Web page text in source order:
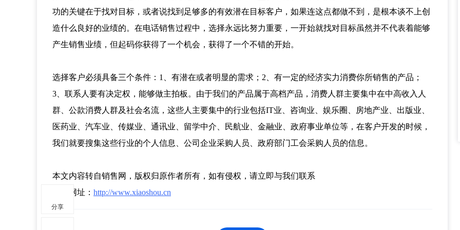
功的关键在于找对目标，或者说找到足够多的有效潜在目标客户，如果连这点都做不到，是根本谈不上创
造什么良好的业绩的。在电话销售过程中，选择永远比努力重要，一开始就找对目标虽然并不代表着能够
产生销售业绩，但起码你获得了一个机会，获得了一个不错的开始。
选择客户必须具备三个条件：1、有潜在或者明显的需求；2、有一定的经济实力消费你所销售的产品；
3、联系人要有决定权，能够做主拍板。由于我们的产品属于高档产品，消费人群主要集中在中高收入人
群、公款消费人群及社会名流，这些人主要集中的行业包括IT业、咨询业、娱乐圈、房地产业、出版业、
医药业、汽车业、传媒业、通讯业、留学中介、民航业、金融业、政府事业单位等，在客户开发的时候，
我们就要搜集这些行业的个人信息、公司企业采购人员、政府部门工会采购人员的信息。
本文内容转自销售网，版权归原作者所有，如有侵权，请立即与我们联系
转载网址： http://www.xiaoshou.cn
分享